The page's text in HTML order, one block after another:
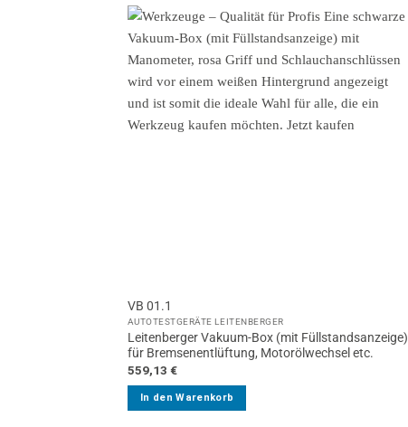
VB 01.1
AUTOTESTGERÄTE LEITENBERGER
Leitenberger Vakuum-Box (mit Füllstandsanzeige)
für Bremsenentlüftung, Motorölwechsel etc.
559,13 €
In den Warenkorb